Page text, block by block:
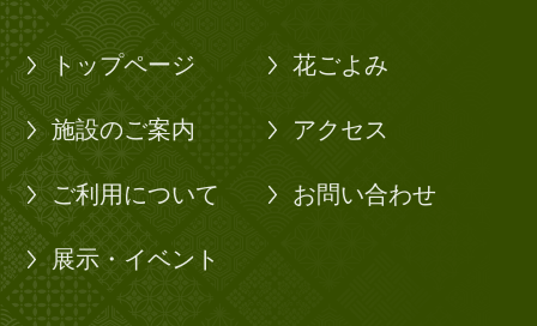
トップページ
施設のご案内
ご利用について
展示・イベント
花ごよみ
アクセス
お問い合わせ